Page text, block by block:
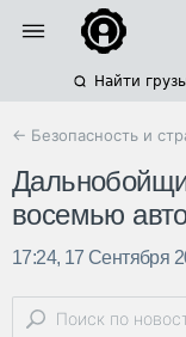
Найти
← Безопасность и
восемью
17:24, 17 Сентября